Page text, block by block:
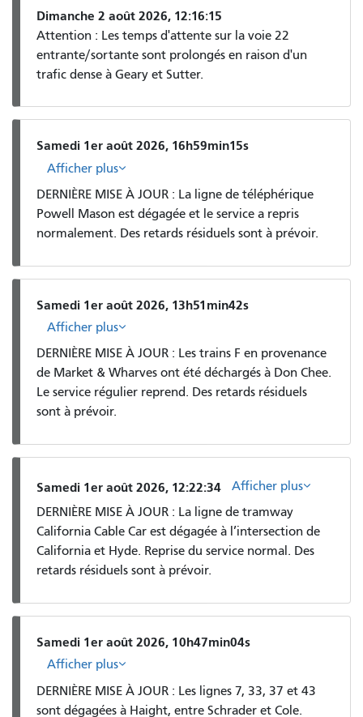
Dimanche 2 août 2026, 12:16:15
Attention : Les temps d'attente sur la voie 22
entrante/sortante sont prolongés en raison d'un
trafic dense à Geary et Sutter.
Samedi 1er août 2026, 16h59min15s
Afficher plus
DERNIÈRE MISE À JOUR : La ligne de téléphérique
Powell Mason est dégagée et le service a repris
normalement. Des retards résiduels sont à prévoir.
Samedi 1er août 2026, 13h51min42s
Afficher plus
DERNIÈRE MISE À JOUR : Les trains F en provenance
de Market & Wharves ont été déchargés à Don Chee.
Le service régulier reprend. Des retards résiduels
sont à prévoir.
Samedi 1er août 2026, 12:22:34
Afficher plus
DERNIÈRE MISE À JOUR : La ligne de tramway
California Cable Car est dégagée à l’intersection de
California et Hyde. Reprise du service normal. Des
retards résiduels sont à prévoir.
Samedi 1er août 2026, 10h47min04s
Afficher plus
DERNIÈRE MISE À JOUR : Les lignes 7, 33, 37 et 43
sont dégagées à Haight, entre Schrader et Cole.